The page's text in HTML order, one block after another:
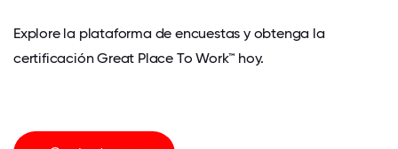
Explore la plataforma de encuestas y obtenga la
certificación Great Place To Work™ hoy.